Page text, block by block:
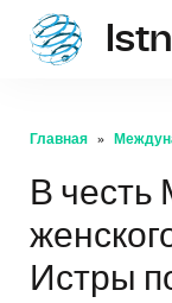
Главная
В честь
Истры